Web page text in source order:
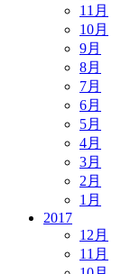
11月
10月
9月
8月
7月
6月
5月
4月
3月
2月
1月
2017
12月
11月